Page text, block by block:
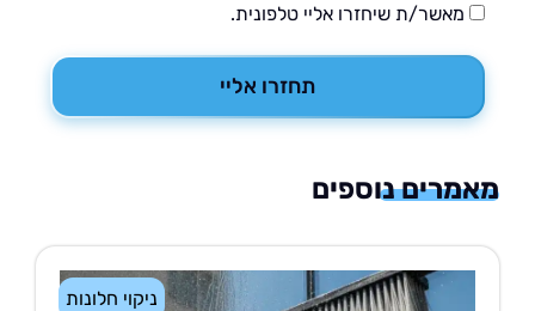
מאשר/ת שיחזרו אליי טלפונית.
תחזרו אליי
נוספים
ניקוי חלונות